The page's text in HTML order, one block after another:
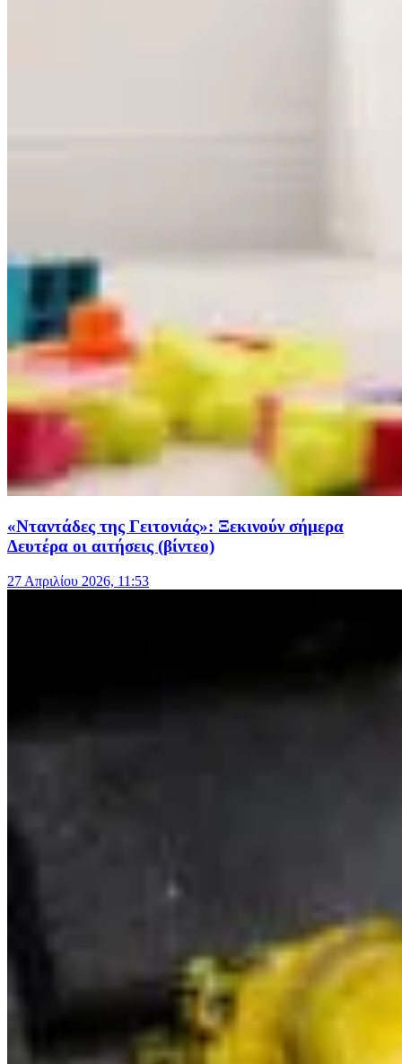
«Νταντάδες της Γειτονιάς»: Ξεκινούν σήμερα
Δευτέρα οι αιτήσεις (βίντεο)
27 Απριλίου 2026, 11:53